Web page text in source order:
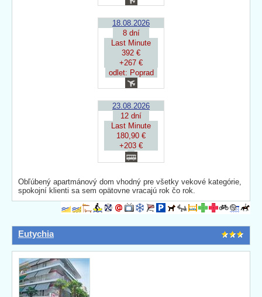
18.08.2026
8 dní
Last Minute
392 €
+267 €
odlet: Poprad
23.08.2026
12 dní
Last Minute
180,90 €
+203 €
Obľúbený apartmánový dom vhodný pre všetky vekové kategórie,
spokojní klienti sa sem opätovne vracajú rok čo rok.
Eutychia